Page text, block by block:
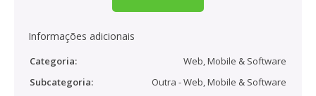
Informações adicionais
Categoria:
Web, Mobile & Software
Subcategoria:
Outra - Web, Mobile & Software